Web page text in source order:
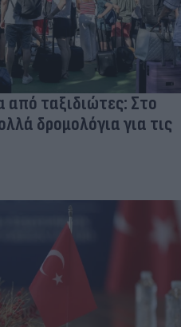
από ταξιδιώτες: Στο
δρομολόγια για τις